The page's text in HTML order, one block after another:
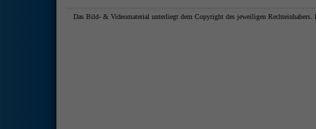
Das Bild- & Videomaterial unterliegt dem Copyright des jeweiligen